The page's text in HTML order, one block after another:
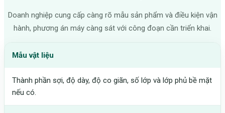
Doanh nghiệp cung cấp càng rõ mẫu sản phẩm và điều kiện vận
hành, phương án máy càng sát với công đoạn cần triển khai.
Mẫu vật liệu
Thành phần sợi, độ dày, độ co giãn, số lớp và lớp phủ bề mặt
nếu có.